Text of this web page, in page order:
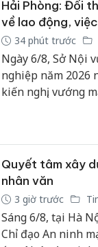
Hải Phòng: Đối
về lao động,
34 phút trước
Ngày 6/8, Sở Nội
nghiệp năm 2026
kiến nghị, vướng
Quyết tâm xây
nhân văn
3 giờ trước
Sáng 6/8, tại Hà
Chỉ đạo An ninh